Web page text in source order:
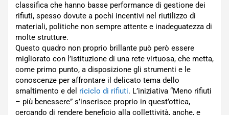
classifica che hanno basse performance di gestione dei
rifiuti, spesso dovute a pochi incentivi nel riutilizzo di
materiali, politiche non sempre attente e inadeguatezza di
molte strutture.
Questo quadro non proprio brillante può però essere
migliorato con l’istituzione di una rete virtuosa, che metta,
come primo punto, a disposizione gli strumenti e le
conoscenze per affrontare il delicato tema dello
smaltimento e del riciclo di rifiuti. L’iniziativa “Meno rifiuti
– più benessere” s’inserisce proprio in quest’ottica,
cercando di rendere beneficio alla collettività, anche, e